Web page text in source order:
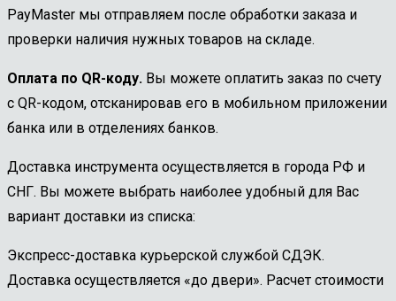
PayMaster мы отправляем после обработки заказа и
проверки наличия нужных товаров на складе.
Оплата по QR-коду. Вы можете оплатить заказ по счету
с QR-кодом, отсканировав его в мобильном приложении
банка или в отделениях банков.
Доставка инструмента осуществляется в города РФ и
СНГ. Вы можете выбрать наиболее удобный для Вас
вариант доставки из списка:
Экспресс-доставка курьерской службой СДЭК.
Доставка осуществляется «до двери». Расчет стоимости